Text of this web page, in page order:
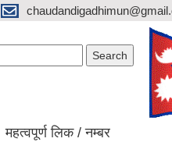
महत्वपूर्ण लिक / नम्बर